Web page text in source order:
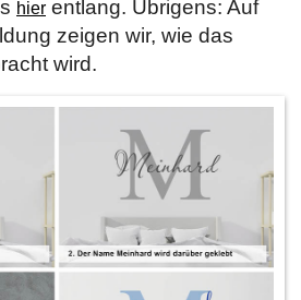
hier entlang. Übrigens: Auf
zeigen wir, wie das
wird.